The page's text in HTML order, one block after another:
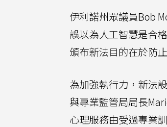
伊利諾州眾議員Bob
誤以為人工智慧是合
頒布新法目的在於防
為加強執行力，新法
與專業監管局局長
心理服務由受過專業